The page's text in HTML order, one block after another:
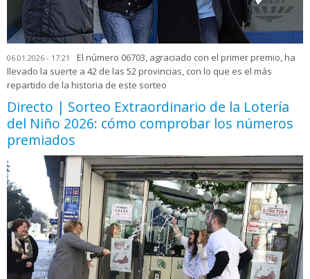
06.01.2026 - 17:21
El número 06703, agraciado con el primer premio, ha
llevado la suerte a 42 de las 52 provincias, con lo que es el más
repartido de la historia de este sorteo
Directo | Sorteo Extraordinario de la Lotería
del Niño 2026: cómo comprobar los números
premiados